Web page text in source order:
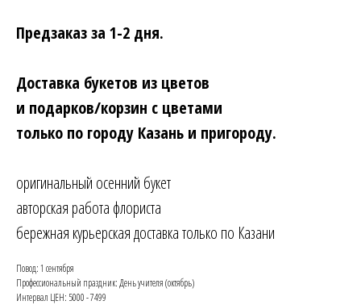
Предзаказ за 1-2 дня.
Доставка букетов из цветов
и подарков/корзин с цветами
только по городу Казань и пригороду.
оригинальный осенний букет
авторская работа флориста
бережная курьерская доставка только по Казани
Повод: 1 сентября
Профессиональный праздник: День учителя (октябрь)
Интервал ЦЕН: 5000 - 7499